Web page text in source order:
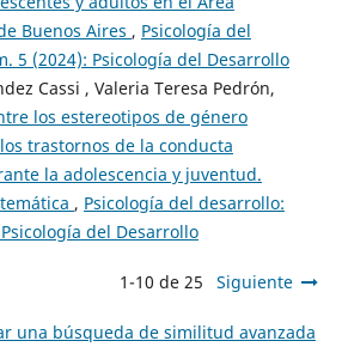
Buenos Aires , Psicología del
5 (2024): Psicología del Desarrollo
Cassi , Valeria Teresa Pedrón,
los estereotipos de género
trastornos de la conducta
la adolescencia y juventud.
, Psicología del desarrollo:
del Desarrollo
1-10 de 25 Siguiente
una búsqueda de similitud avanzada